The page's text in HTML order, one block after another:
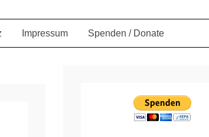
Impressum Spenden / Donate